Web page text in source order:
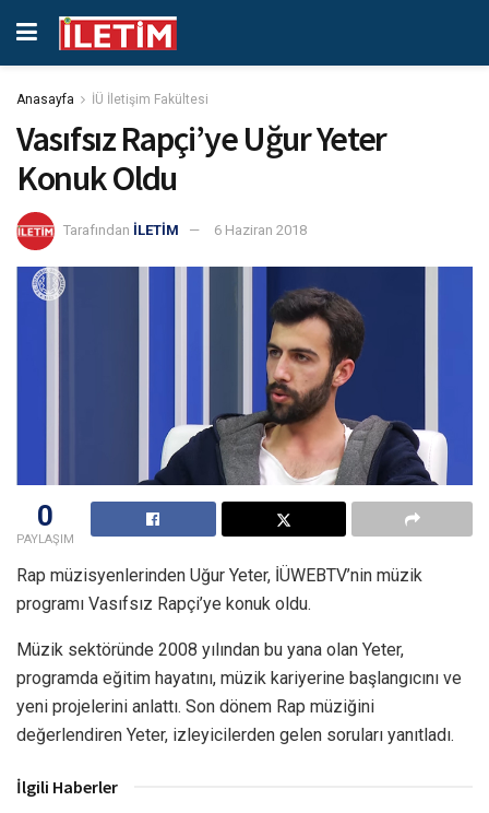
Anasayfa İÜ İletişim Fakültesi
Vasıfsız Rapçi’ye Uğur Yeter
Konuk Oldu
Tarafından İLETİM 6 Haziran 2018
0
PAYLAŞIM
Rap müzisyenlerinden Uğur Yeter, İÜWEBTV’nin müzik
programı Vasıfsız Rapçi’ye konuk oldu.
Müzik sektöründe 2008 yılından bu yana olan Yeter,
programda eğitim hayatını, müzik kariyerine başlangıcını ve
yeni projelerini anlattı. Son dönem Rap müziğini
değerlendiren Yeter, izleyicilerden gelen soruları yanıtladı.
İlgili Haberler